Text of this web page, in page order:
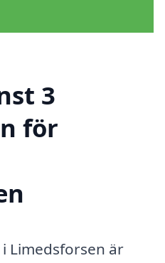
3
för
Limedsforsen är